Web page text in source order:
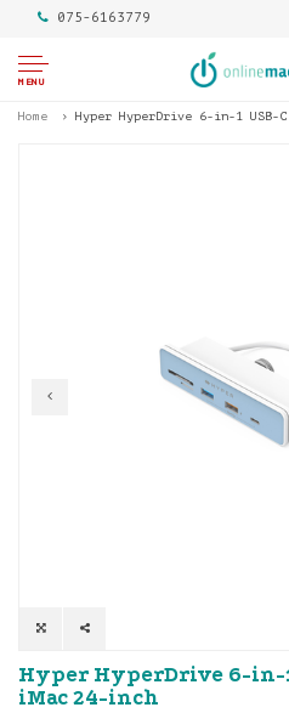
075-6163779
MENU
Home Hyper HyperDrive 6-in-1 USB-
Hyper HyperDrive 6-in-
iMac 24-inch